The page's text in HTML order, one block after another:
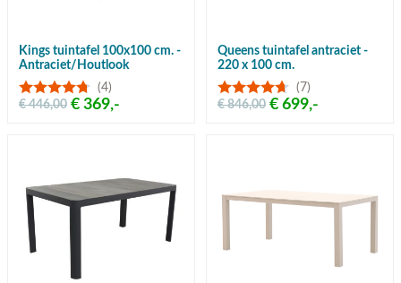
Kings tuintafel 100x100 cm. -
Antraciet/Houtlook
(4)
€ 369,-
€ 446,00
Queens tuintafel antraciet -
220 x 100 cm.
(7)
€ 699,-
€ 846,00